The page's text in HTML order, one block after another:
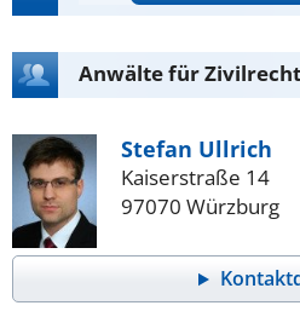
Anwälte für
Stefan Ullrich
Kaiserstraße 14
97070 Würzburg